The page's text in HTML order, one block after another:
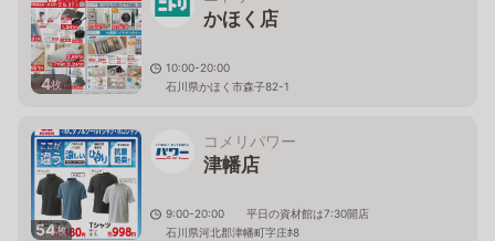
4枚
かほく店
10:00-20:00
石川県かほく市森子82-1
54枚
コメリパワー
津幡店
9:00-20:00 平日の資材館は7:30開店
石川県河北郡津幡町字庄ﾎ8